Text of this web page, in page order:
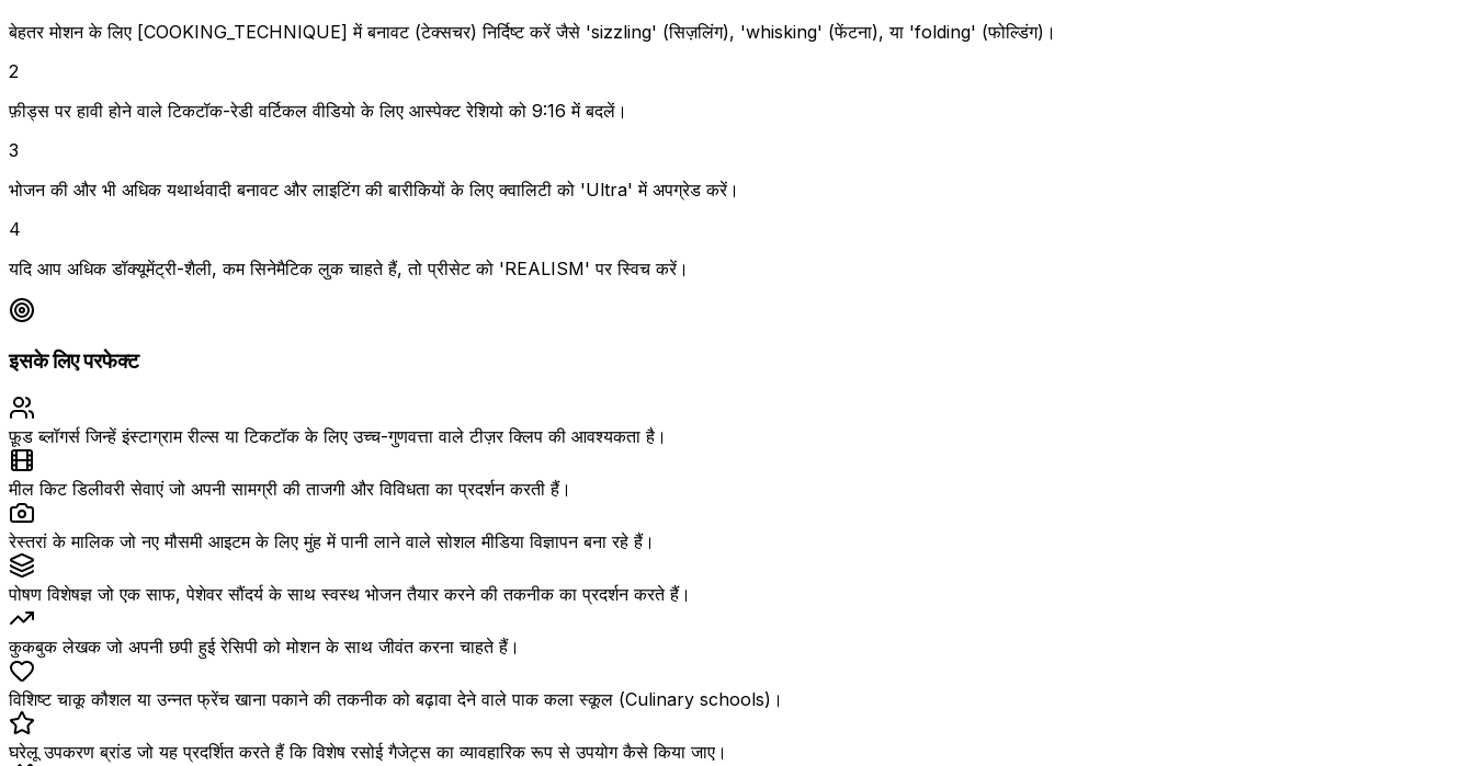
बेहतर मोशन के लिए [COOKING_TECHNIQUE] में बनावट (टेक्सचर) निर्दिष्ट करें जैसे 'sizzling' (सिज़लिंग), 'whisking' (फेंटना), या 'folding' (फोल्डिंग)।
2
फ़ीड्स पर हावी होने वाले टिकटॉक-रेडी वर्टिकल वीडियो के लिए आस्पेक्ट रेशियो को 9:16 में बदलें।
3
भोजन की और भी अधिक यथार्थवादी बनावट और लाइटिंग की बारीकियों के लिए क्वालिटी को 'Ultra' में अपग्रेड करें।
4
यदि आप अधिक डॉक्यूमेंट्री-शैली, कम सिनेमैटिक लुक चाहते हैं, तो प्रीसेट को 'REALISM' पर स्विच करें।
इसके लिए परफेक्ट
फ़ूड ब्लॉगर्स जिन्हें इंस्टाग्राम रील्स या टिकटॉक के लिए उच्च-गुणवत्ता वाले टीज़र क्लिप की आवश्यकता है।
मील किट डिलीवरी सेवाएं जो अपनी सामग्री की ताजगी और विविधता का प्रदर्शन करती हैं।
रेस्तरां के मालिक जो नए मौसमी आइटम के लिए मुंह में पानी लाने वाले सोशल मीडिया विज्ञापन बना रहे हैं।
पोषण विशेषज्ञ जो एक साफ, पेशेवर सौंदर्य के साथ स्वस्थ भोजन तैयार करने की तकनीक का प्रदर्शन करते हैं।
कुकबुक लेखक जो अपनी छपी हुई रेसिपी को मोशन के साथ जीवंत करना चाहते हैं।
विशिष्ट चाकू कौशल या उन्नत फ्रेंच खाना पकाने की तकनीक को बढ़ावा देने वाले पाक कला स्कूल (Culinary schools)।
घरेलू उपकरण ब्रांड जो यह प्रदर्शित करते हैं कि विशेष रसोई गैजेट्स का व्यावहारिक रूप से उपयोग कैसे किया जाए।